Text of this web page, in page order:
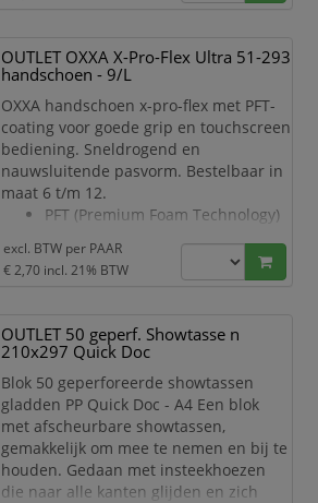
Contactweerstand: Aanvankelijk
Max. 10mohm Bij 2-4vdc / 10ma
Contacten
Isolatieweerstand: Min.
1000mohm
Diëlektrische Sterkte: 1000vrms
Op Zeeniveau
Werktemperatuur: -30°c Tot
+85°c
Materialen:
OUTLET OXXA X-Pro-Flex Ultra 51-293
handschoen - 9/L
OXXA handschoen x-pro-flex met PFT-
coating voor goede grip en touchscreen
bediening. Sneldrogend en
nauwsluitende pasvorm. Bestelbaar in
maat 6 t/m 12.
PFT (Premium Foam Technology)
de
vingers
(15 gauge) en tricot manchet
De combinatie van de
ultrazachte, duurzame en
milieuvriendelijke
Ingenia drager met de dunne
PFT-coating biedt ongeëvenaard
comfort en
uitmuntend
excl. BTW per PAAR
€ 2,70 incl. 21% BTW
OUTLET 50 geperf. Showtasse n
210x297 Quick Doc
Blok 50 geperforeerde showtassen
gladden PP Quick Doc - A4 Een blok
met afscheurbare showtassen,
gemakkelijk om mee te nemen en bij te
houden. Gedaan met insteekhoezen
die naar alle kanten glijden en zich